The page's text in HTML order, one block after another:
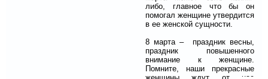
либо, главное что бы он
помогал женщине утвердится
в ее женской сущности.
8 марта – праздник весны,
праздник повышенного
внимание к женщине.
Помните, наши прекрасные